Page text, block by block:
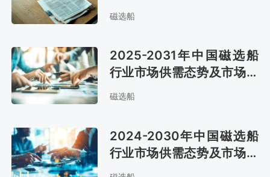
势预测报告
磁选船
2025-2031年中国磁选船
行业市场供需态势及市场趋
势预测报告
磁选船
2024-2030年中国磁选船
行业市场供需态势及市场前
景评估报告